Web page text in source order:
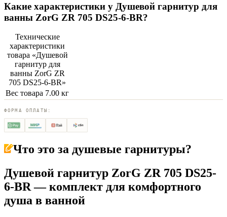
Какие характеристики у Душевой гарнитур для
ванны ZorG ZR 705 DS25-6-BR?
Технические
характеристики
товара «Душевой
гарнитур для
ванны ZorG ZR
705 DS25-6-BR»
Вес товара 7.00 кг
ФОРМА ОПЛАТЫ:
Что это за душевые гарнитуры?
Душевой гарнитур ZorG ZR 705 DS25-
6-BR — комплект для комфортного
душа в ванной